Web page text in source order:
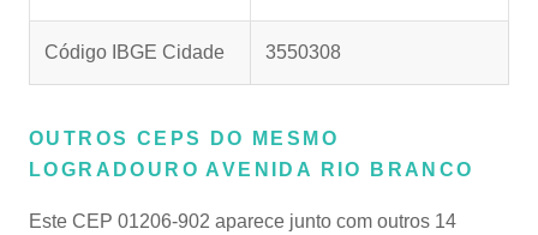
Código IBGE Cidade 3550308
OUTROS CEPS DO MESMO
LOGRADOURO AVENIDA RIO BRANCO
Este CEP 01206-902 aparece junto com outros 14